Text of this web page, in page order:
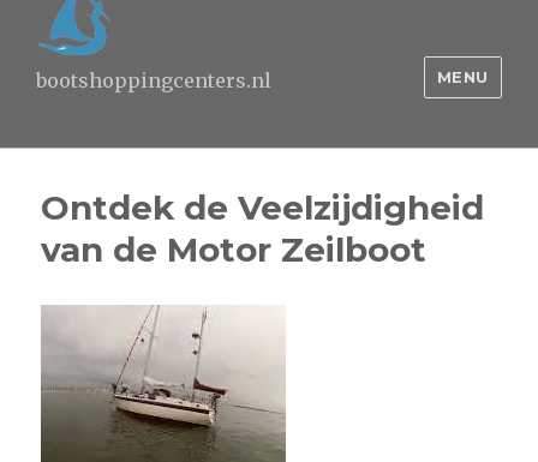
bootshoppingcenters.nl MENU
Ontdek de Veelzijdigheid
van de Motor Zeilboot